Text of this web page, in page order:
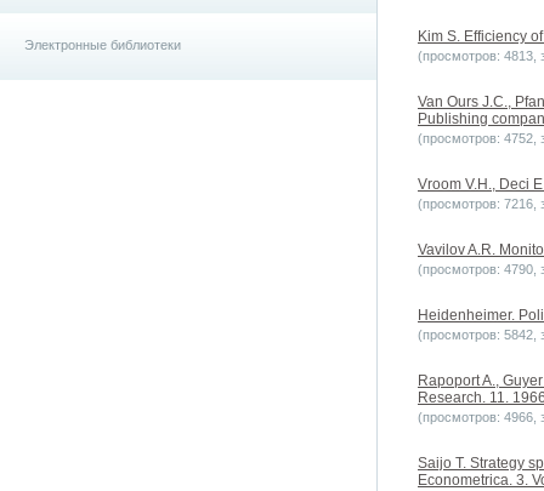
Электронные библиотеки Kim S. Efficiency
(просмотров: 4813,
Van Ours J.C.,
Publishing
(просмотров: 4752,
Vroom V.H., Deci
(просмотров: 7216,
Vavilov A.R.
(просмотров: 4790,
Heidenheimer.
(просмотров: 5842,
Rapoport A.,
Research. 11.
(просмотров: 4966,
Saijo T. Strategy
Econometrica. 3.